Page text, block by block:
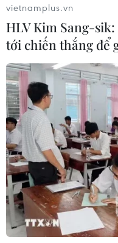
#Khẩu trang y tế
vietnamplus.vn
HLV Kim Sang-
tới chiến thắng để